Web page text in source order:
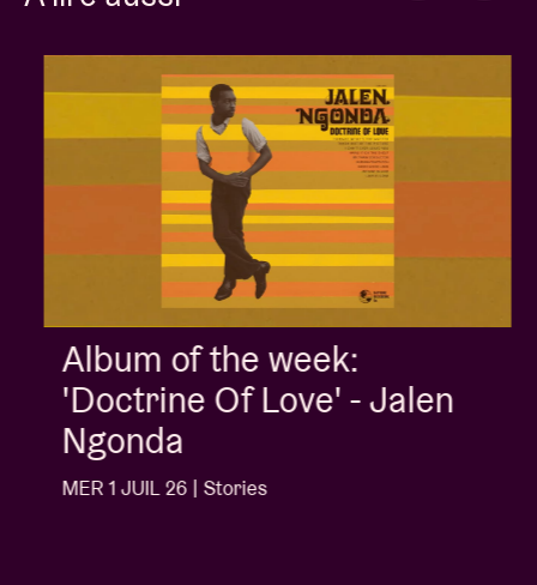
Album of the week:
'Doctrine Of Love' - Jalen
Ngonda
MER 1 JUIL 26 | Stories